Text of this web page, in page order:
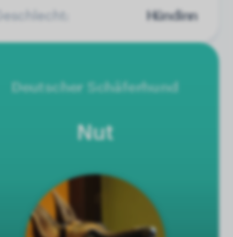
Geschlecht:
Hündinn
Deutscher Schäferhund
Nut